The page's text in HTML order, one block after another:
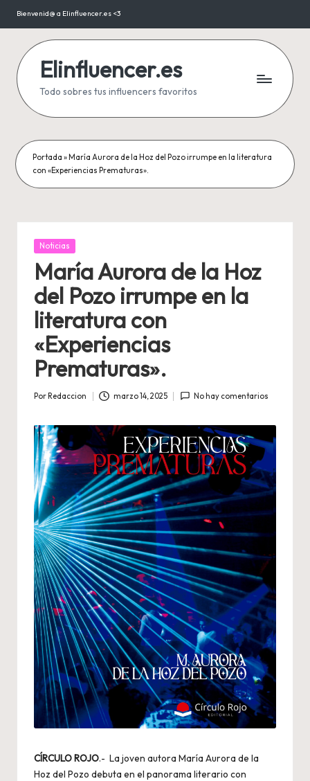
Saltar
contenido
Bienvenid@ a Elinfluencer.es <3
Elinfluencer.es
Todo sobres tus influencers favoritos
Portada » María Aurora de la Hoz del Pozo irrumpe en la literatura
con «Experiencias Prematuras».
Publicada
Noticias
María Aurora de la Hoz
del Pozo irrumpe en la
literatura con
«Experiencias
Prematuras».
Por Redaccion marzo 14, 2025 No hay comentarios
CÍRCULO ROJO.- La joven autora María Aurora de la
Hoz del Pozo debuta en el panorama literario con